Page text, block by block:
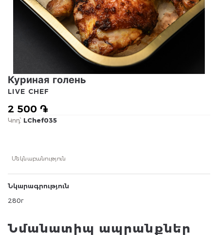
Куриная голень
2 500 ֏
LIVE CHEF
Կոդ՝ LChef035
Մեկնաբանություն
Նկարագրություն
280г
Նմանատիպ ապրանքներ